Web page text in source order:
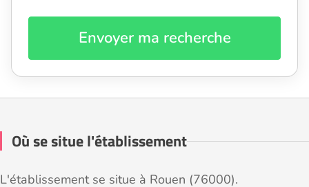
Envoyer ma recherche
Où se situe l'établissement
L'établissement se situe à Rouen (76000).